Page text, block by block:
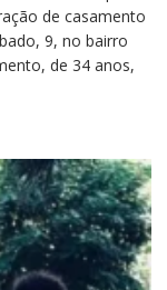
de casamento
9, no bairro
de 34 anos,